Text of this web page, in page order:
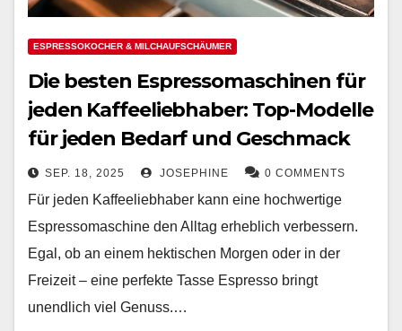
ESPRESSOKOCHER & MILCHAUFSCHÄUMER
Die besten Espressomaschinen für
jeden Kaffeeliebhaber: Top-Modelle
für jeden Bedarf und Geschmack
SEP. 18, 2025 JOSEPHINE 0 COMMENTS
Für jeden Kaffeeliebhaber kann eine hochwertige
Espressomaschine den Alltag erheblich verbessern.
Egal, ob an einem hektischen Morgen oder in der
Freizeit – eine perfekte Tasse Espresso bringt
unendlich viel Genuss.…